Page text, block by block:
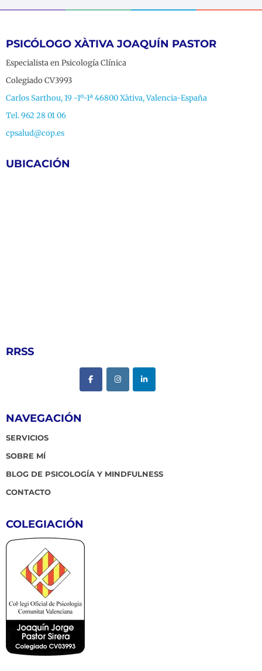
PSICÓLOGO XÀTIVA JOAQUÍN PASTOR
Especialista en Psicología Clínica
Colegiado CV3993
Carlos Sarthou, 19 -1º-1ª 46800 Xàtiva, Valencia-España
Tel. 962 28 01 06
cpsalud@cop.es
UBICACIÓN
RRSS
NAVEGACIÓN
SERVICIOS
SOBRE MÍ
BLOG DE PSICOLOGÍA Y MINDFULNESS
CONTACTO
COLEGIACIÓN